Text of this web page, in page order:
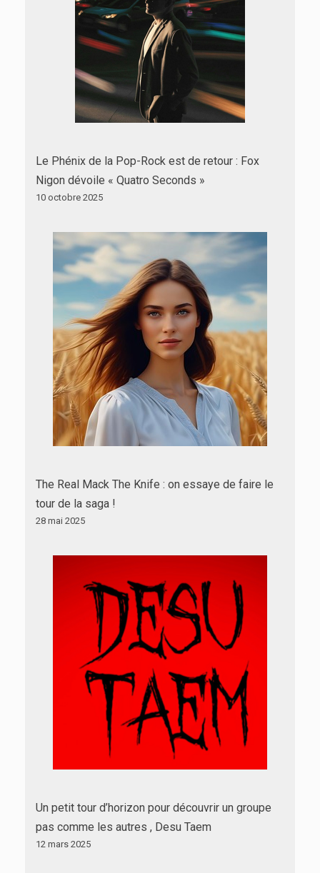
Le Phénix de la Pop-Rock est de retour : Fox
Nigon dévoile « Quatro Seconds »
10 octobre 2025
The Real Mack The Knife : on essaye de faire le
tour de la saga !
28 mai 2025
Un petit tour d’horizon pour découvrir un groupe
pas comme les autres , Desu Taem
12 mars 2025